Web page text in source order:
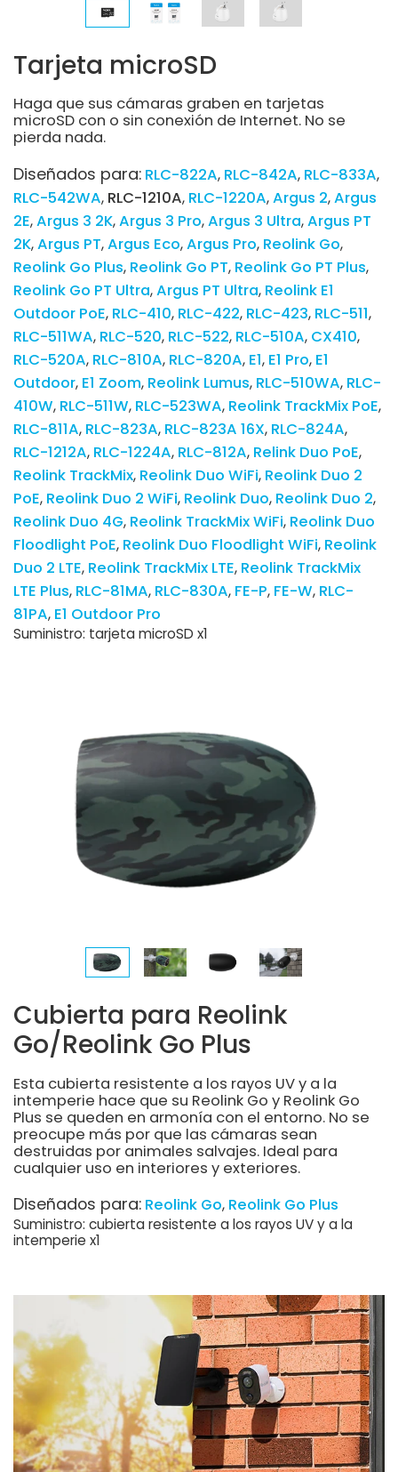
Tarjeta microSD
Haga que sus cámaras graben en tarjetas
microSD con o sin conexión de Internet. No se
pierda nada.
Diseñados para: RLC-822A RLC-842A RLC-833A
RLC-542WA RLC-1210A RLC-1220A Argus 2 Argus
2E Argus 3 2K Argus 3 Pro Argus 3 Ultra Argus PT
2K Argus PT Argus Eco Argus Pro Reolink Go
Reolink Go Plus Reolink Go PT Reolink Go PT Plus
Reolink Go PT Ultra Argus PT Ultra Reolink E1
Outdoor PoE RLC-410 RLC-422 RLC-423 RLC-511
RLC-511WA RLC-520 RLC-522 RLC-510A CX410
RLC-520A RLC-810A RLC-820A E1 E1 Pro E1
Outdoor E1 Zoom Reolink Lumus RLC-510WA RLC-
410W RLC-511W RLC-523WA Reolink TrackMix PoE
RLC-811A RLC-823A RLC-823A 16X RLC-824A
RLC-1212A RLC-1224A RLC-812A Relink Duo PoE
Reolink TrackMix Reolink Duo WiFi Reolink Duo 2
PoE Reolink Duo 2 WiFi Reolink Duo Reolink Duo 2
Reolink Duo 4G Reolink TrackMix WiFi Reolink Duo
Floodlight PoE Reolink Duo Floodlight WiFi Reolink
Duo 2 LTE Reolink TrackMix LTE Reolink TrackMix
LTE Plus RLC-81MA RLC-830A FE-P FE-W RLC-
81PA E1 Outdoor Pro
Suministro: tarjeta microSD x1
Cubierta para Reolink
Go/Reolink Go Plus
Esta cubierta resistente a los rayos UV y a la
intemperie hace que su Reolink Go y Reolink Go
Plus se queden en armonía con el entorno. No se
preocupe más por que las cámaras sean
destruidas por animales salvajes. Ideal para
cualquier uso en interiores y exteriores.
Diseñados para: Reolink Go Reolink Go Plus
Suministro: cubierta resistente a los rayos UV y a la
intemperie x1